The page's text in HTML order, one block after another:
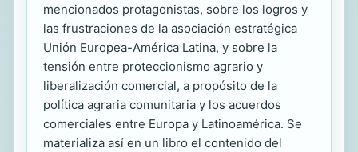
mencionados protagonistas, sobre los logros y
las frustraciones de la asociación estratégica
Unión Europea-América Latina, y sobre la
tensión entre proteccionismo agrario y
liberalización comercial, a propósito de la
política agraria comunitaria y los acuerdos
comerciales entre Europa y Latinoamérica. Se
materializa así en un libro el contenido del